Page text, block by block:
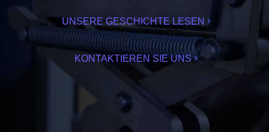
UNSERE GESCHICHTE LESEN
KONTAKTIEREN SIE UNS